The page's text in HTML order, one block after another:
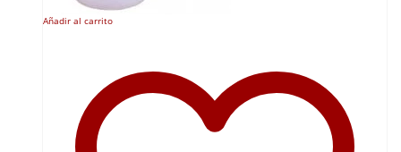
Añadir al carrito